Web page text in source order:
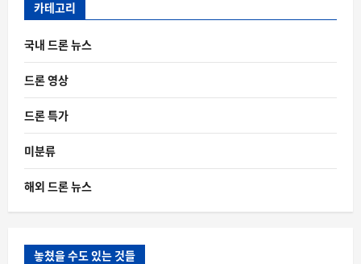
카테고리
국내 드론 뉴스
드론 영상
드론 특가
미분류
해외 드론 뉴스
놓쳤을 수도 있는 것들